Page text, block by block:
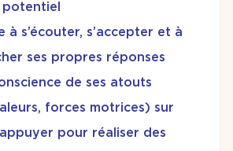
potentiel
à s’écouter, s’accepter et à
ses propres réponses
de ses atouts
forces motrices) sur
pour réaliser des